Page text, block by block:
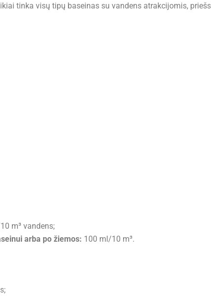
tinka visų tipų baseinas su vandens atrakcijomis,
m³ vandens;
arba po žiemos: 100 ml/10 m³.